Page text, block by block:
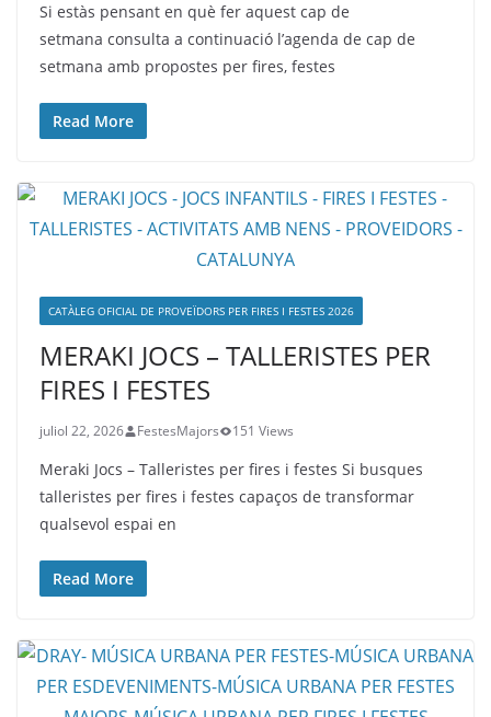
Si estàs pensant en què fer aquest cap de
setmana consulta a continuació l’agenda de cap de
setmana amb propostes per fires, festes
Read More
CATÀLEG OFICIAL DE PROVEÏDORS PER FIRES I FESTES 2026
MERAKI JOCS – TALLERISTES PER
FIRES I FESTES
juliol 22, 2026 FestesMajors 151 Views
Meraki Jocs – Talleristes per fires i festes Si busques
talleristes per fires i festes capaços de transformar
qualsevol espai en
Read More